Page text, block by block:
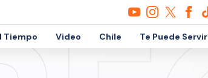
Tiempo Video Chile Te Puede Servir